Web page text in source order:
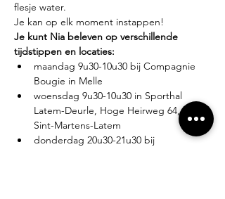
flesje water.
Je kan op elk moment instappen!
Je kunt Nia beleven op verschillende
tijdstippen en locaties:
maandag 9u30-10u30 bij Compagnie
Bougie in Melle
woensdag 9u30-10u30 in Sporthal
Latem-Deurle, Hoge Heirweg 64, 9830
Sint-Martens-Latem
donderdag 20u30-21u30 bij